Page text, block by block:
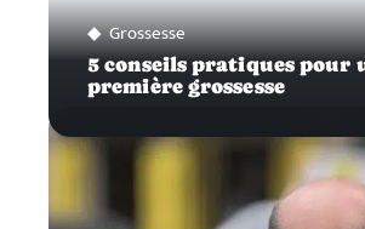
Grossesse
5 conseils pratiques pour
première grossesse